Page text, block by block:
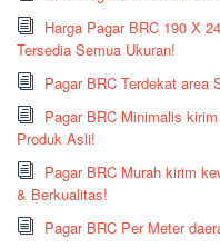
Harga Pagar BRC 190 X
Tersedia Semua Ukuran!
Pagar BRC Terdekat area
Pagar BRC Minimalis
Produk Asli!
Pagar BRC Murah kirim
& Berkualitas!
Pagar BRC Per Meter